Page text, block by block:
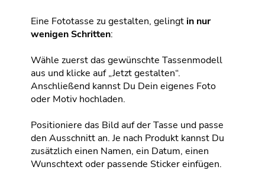
Eine Fototasse zu gestalten, gelingtin nur
wenigen Schritten:
Wähle zuerst das gewünschte Tassenmodell
aus und klicke auf „Jetzt gestalten“.
Anschließend kannst Du Dein eigenes Foto
oder Motiv hochladen.
Positioniere das Bild auf der Tasse und passe
den Ausschnitt an. Je nach Produkt kannst Du
zusätzlich einen Namen, ein Datum, einen
Wunschtext oder passende Sticker einfügen.